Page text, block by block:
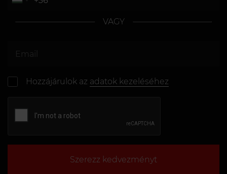
VAGY
Hozzájárulok az adatok kezeléséhez
Szerezz kedvezményt